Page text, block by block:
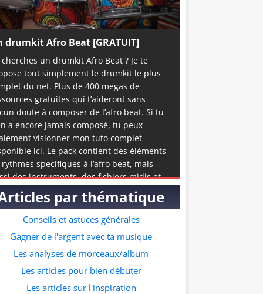
drumkit Afro Beat [GRATUIT]
cherches un drumkit Afro Beat ? Je te
tout simplement le drumkit le plus
du net. Plus de 400 megas de
gratuites qui t’aideront sans
doute à composer de l’afro beat. Si tu
a encore jamais composé, tu peux
visionner mon tuto complet
ici. Le pack contient des éléments
specifiques à l’afro beat, mais
des instruments, des fichiers midis et
quelques accapelas et loops prête à
C’est de loin la meilleure ressource
ceux qui souhaitent commencer à faire
prods dans ce genre musicale. A quelle
veux tu recevoir le pack ?
par thématique
Conseils et astuces générales
Gagner de l'argent avec ta musique
Les analyses de morceaux/album
Les articles pour bien débuter
Les articles sur l'inspiration